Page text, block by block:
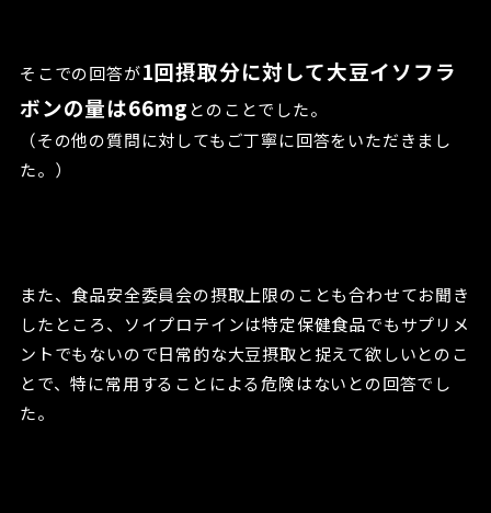
そこでの回答が1回摂取分に対して大豆イソフラ
ボンの量は66mg とのことでした。
（その他の質問に対してもご丁寧に回答をいただきまし
た。）
また、食品安全委員会の摂取上限のことも合わせてお聞き
したところ、ソイプロテインは特定保健食品でもサプリメ
ントでもないので日常的な大豆摂取と捉えて欲しいとのこ
とで、特に常用することによる危険はないとの回答でし
た。